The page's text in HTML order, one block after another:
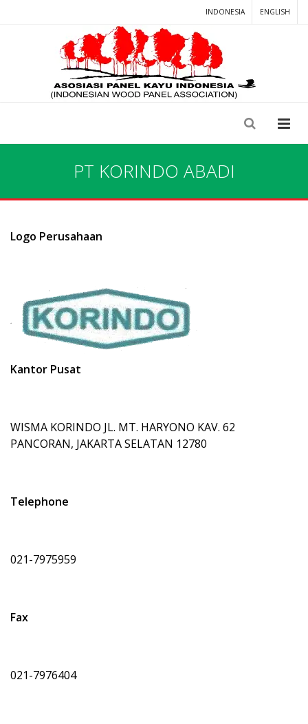
INDONESIA ENGLISH
PT KORINDO ABADI
Logo Perusahaan
Kantor Pusat
WISMA KORINDO JL. MT. HARYONO KAV. 62
PANCORAN, JAKARTA SELATAN 12780
Telephone
021-7975959
Fax
021-7976404